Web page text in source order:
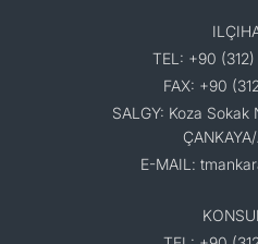
TEL: +90
FAX: +90
SALGY: Koza Sokak
E-MAIL: